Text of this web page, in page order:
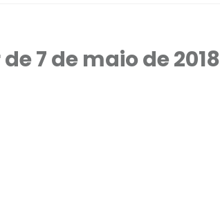
7 de maio de 2018